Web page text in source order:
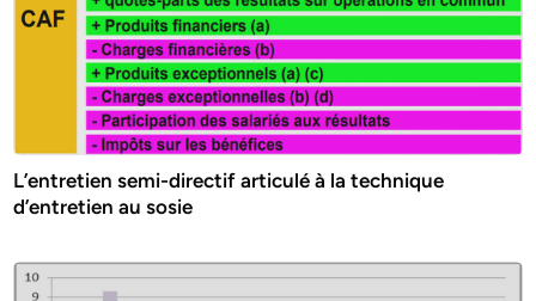
L’entretien semi-directif articulé à la technique
d’entretien au sosie